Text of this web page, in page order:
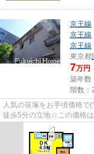
京王線
京王線
京王線
東京都
7万円
築年数
階数：
人気の笹塚をお手頃価格で
徒歩5分の立地☆この価格
(´艸｀*)